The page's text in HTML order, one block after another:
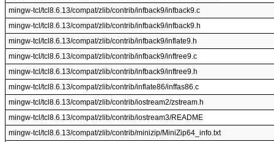
mingw-tcl/tcl8.6.13/compat/zlib/contrib/infback9/infback9.c
mingw-tcl/tcl8.6.13/compat/zlib/contrib/infback9/infback9.h
mingw-tcl/tcl8.6.13/compat/zlib/contrib/infback9/inflate9.h
mingw-tcl/tcl8.6.13/compat/zlib/contrib/infback9/inftree9.c
mingw-tcl/tcl8.6.13/compat/zlib/contrib/infback9/inftree9.h
mingw-tcl/tcl8.6.13/compat/zlib/contrib/inflate86/inffas86.c
mingw-tcl/tcl8.6.13/compat/zlib/contrib/iostream2/zstream.h
mingw-tcl/tcl8.6.13/compat/zlib/contrib/iostream3/README
mingw-tcl/tcl8.6.13/compat/zlib/contrib/minizip/MiniZip64_info.txt